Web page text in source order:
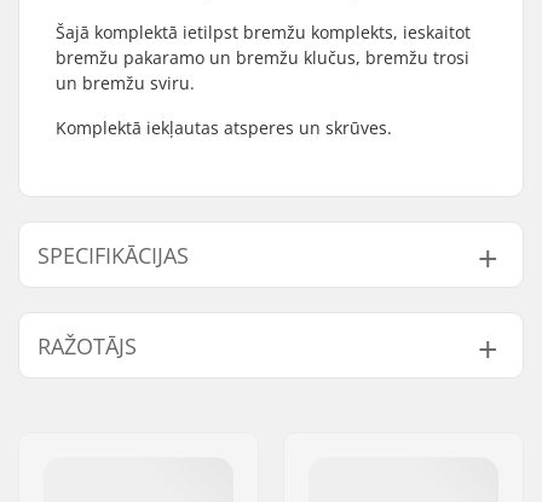
Šajā komplektā ietilpst bremžu komplekts, ieskaitot
bremžu pakaramo un bremžu klučus, bremžu trosi
un bremžu sviru.
Komplektā iekļautas atsperes un skrūves.
SPECIFIKĀCIJAS
Kabeļa garums:
130cm
BMX Brake:
Saderīgs žiro:
No
RAŽOTĀJS